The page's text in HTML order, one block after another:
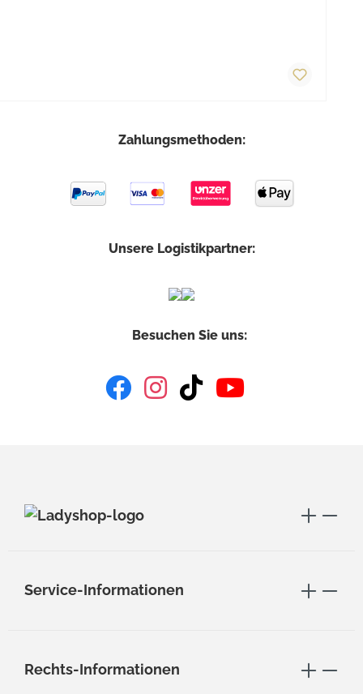
Zahlungsmethoden:
Unsere Logistikpartner:
Besuchen Sie uns:
Service-Informationen
Rechts-Informationen